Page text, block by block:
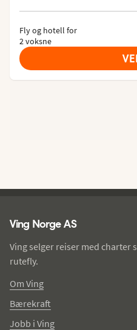
Fly og hotell for
2 voksne
Ving Norge AS
Ving selger reiser med charter
rutefly.
Om Ving
Bærekraft
Jobb i Ving